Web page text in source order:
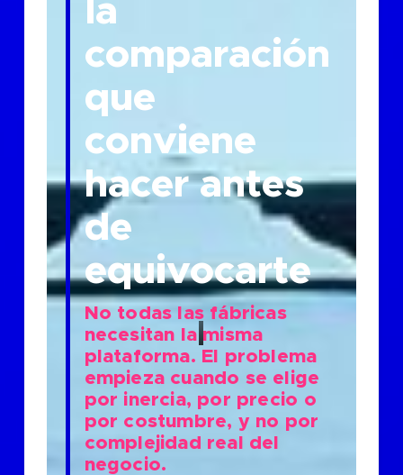
la
comparación
que
conviene
hacer antes
de
equivocarte
No todas las fábricas
necesitan la misma
plataforma. El problema
empieza cuando se elige
por inercia, por precio o
por costumbre, y no por
complejidad real del
negocio.